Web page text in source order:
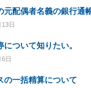
日
について知りたい。
日
の一括精算について